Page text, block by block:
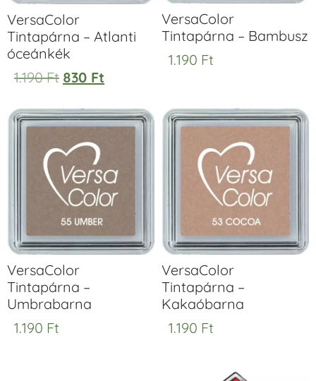
VersaColor
Tintapárna – Atlanti
óceánkék
1.190Ft 830 Ft
VersaColor
Tintapárna – Bambusz
1.190 Ft
VersaColor
Tintapárna –
Umbrabarna
1.190 Ft
VersaColor
Tintapárna –
Kakaóbarna
1.190 Ft